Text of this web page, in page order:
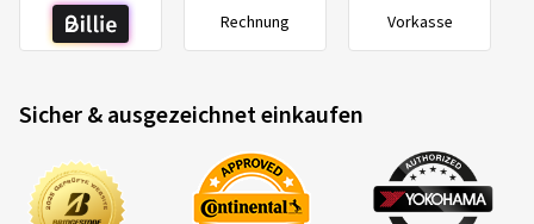
Rechnung Vorkasse
Sicher & ausgezeichnet einkaufen